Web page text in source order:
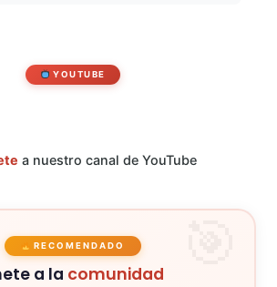
YOUTUBE
a nuestro canal de YouTube
RECOMENDADO
a la comunidad